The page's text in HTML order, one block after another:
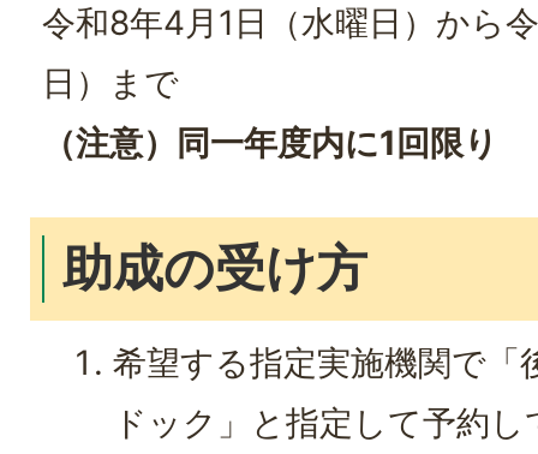
令和8年4月1日（水曜日）から
日）まで
（注意）同一年度内に1回限り
助成の受け方
希望する指定実施機関で「
ドック」と指定して予約